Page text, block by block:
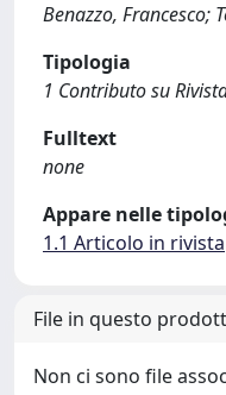
Benazzo, Francesco;
Tipologia
1 Contributo su
Fulltext
none
Appare nelle
1.1 Articolo in rivista
File in questo
Non ci sono file